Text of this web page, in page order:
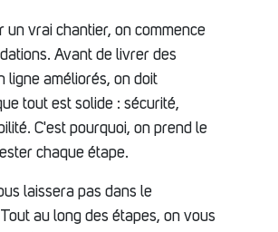
un vrai chantier, on commence
Avant de livrer des
ligne améliorés, on doit
tout est solide : sécurité,
C'est pourquoi, on prend le
chaque étape.
laissera pas dans le
au long des étapes, on vous